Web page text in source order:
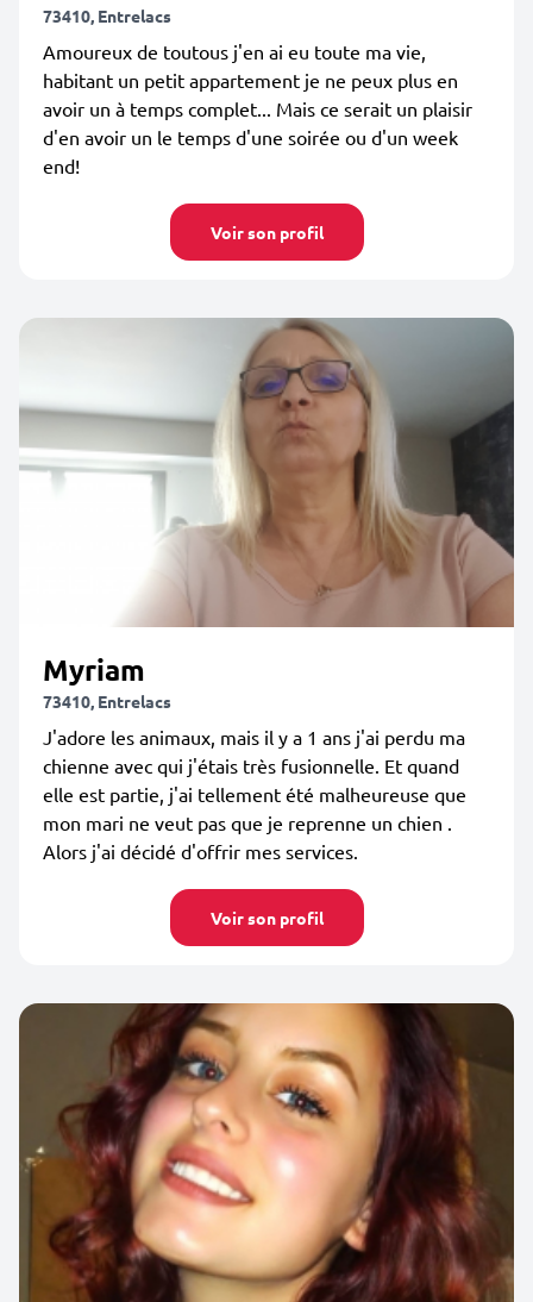
73410, Entrelacs
Amoureux de toutous j'en ai eu toute ma vie,
habitant un petit appartement je ne peux plus en
avoir un à temps complet... Mais ce serait un plaisir
d'en avoir un le temps d'une soirée ou d'un week
end!
Voir son profil
Myriam
73410, Entrelacs
J'adore les animaux, mais il y a 1 ans j'ai perdu ma
chienne avec qui j'étais très fusionnelle. Et quand
elle est partie, j'ai tellement été malheureuse que
mon mari ne veut pas que je reprenne un chien .
Alors j'ai décidé d'offrir mes services.
Voir son profil